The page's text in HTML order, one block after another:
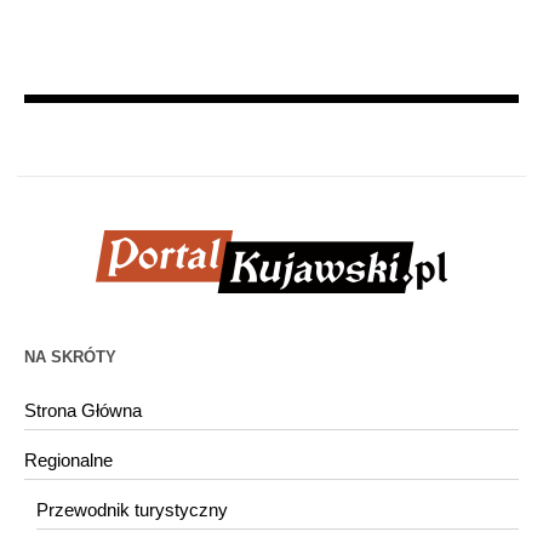
NA SKRÓTY
Strona Główna
Regionalne
Przewodnik turystyczny